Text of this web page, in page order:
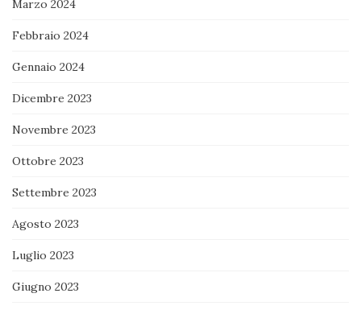
Marzo 2024
Febbraio 2024
Gennaio 2024
Dicembre 2023
Novembre 2023
Ottobre 2023
Settembre 2023
Agosto 2023
Luglio 2023
Giugno 2023